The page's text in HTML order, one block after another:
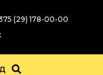
(29) 178-00-00